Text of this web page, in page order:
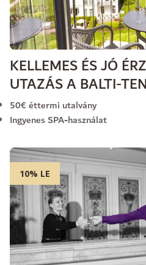
KELLEMES ÉS JÓ
UTAZÁS A BALTI-
50€ éttermi utalvány
Ingyenes SPA-használat
10% LE